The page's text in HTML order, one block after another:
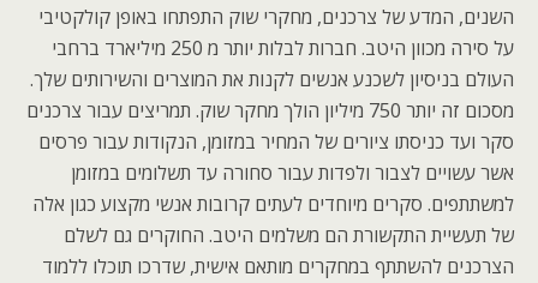
השנים, המדע של צרכנים, מחקרי שוק התפתחו באופן קולקטיבי
על סירה מכוון היטב. חברות לבלות יותר מ 250 מיליארד ברחבי
העולם בניסיון לשכנע אנשים לקנות את המוצרים והשירותים שלך.
מסכום זה יותר 750 מיליון הולך מחקר שוק. תמריצים עבור צרכנים
סקר ועד כניסתו ציורים של המחיר במזומן, הנקודות עבור פרסים
אשר עשויים לצבור ולפדות עבור סחורה עד תשלומים במזומן
למשתתפים. סקרים מיוחדים לעתים קרובות אנשי מקצוע כגון אלה
של תעשיית התקשורת הם משלמים היטב. החוקרים גם לשלם
הצרכנים להשתתף במחקרים מותאם אישית, שדרכו תוכלו ללמוד